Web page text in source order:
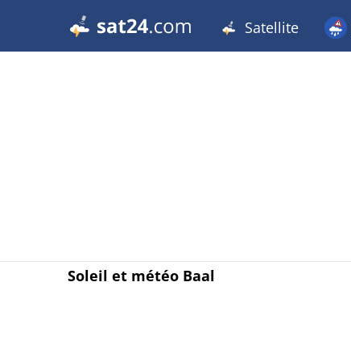
Satellite
Soleil et météo Baal